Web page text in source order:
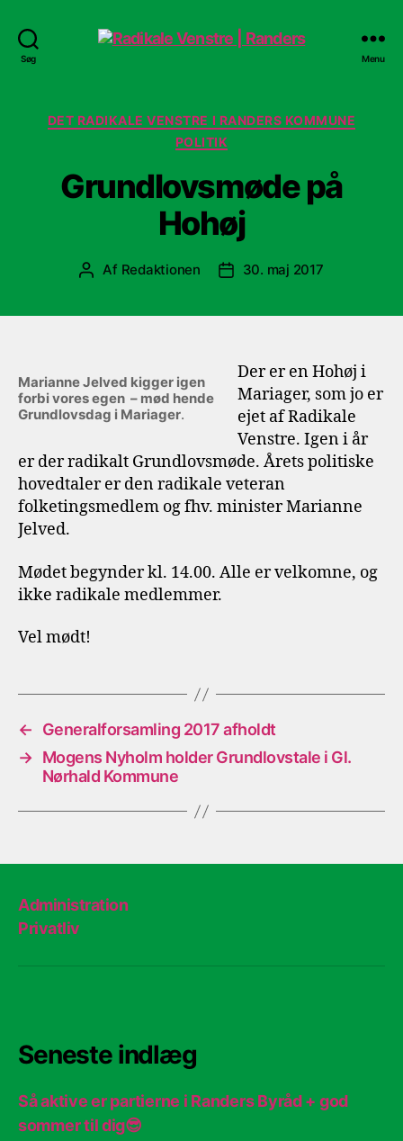
Søg
Randers
Menu
Kategorier
DET RADIKALE VENSTRE I RANDERS KOMMUNE
POLITIK
Grundlovsmøde på
Hohøj
Indlægsforfatter
Af Redaktionen Indlægsdato
30. maj 2017
Marianne Jelved kigger igen
forbi vores egen – mød hende
Grundlovsdag i Mariager.
Der er en Hohøj i
Mariager, som jo er
ejet af Radikale
Venstre. Igen i år
er der radikalt Grundlovsmøde. Årets politiske
hovedtaler er den radikale veteran
folketingsmedlem og fhv. minister Marianne
Jelved.
Mødet begynder kl. 14.00. Alle er velkomne, og
ikke radikale medlemmer.
Vel mødt!
←
Generalforsamling 2017 afholdt
→ Mogens Nyholm holder Grundlovstale i Gl.
Nørhald Kommune
Administration
Privatliv
Seneste indlæg
Så aktive er partierne i Randers Byråd + god
sommer til dig😎